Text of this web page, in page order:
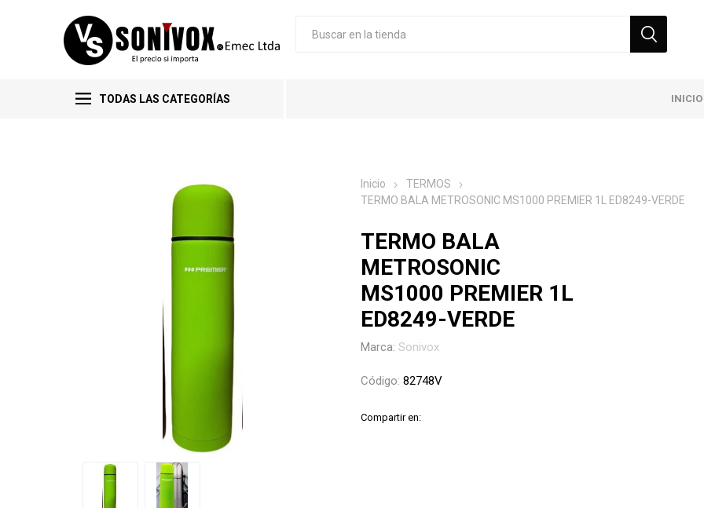
TODAS LAS CATEGORÍAS INICIO
Inicio
TERMOS
TERMO BALA METROSONIC MS1000 PREMIER 1L ED8249-VERDE
TERMO BALA
METROSONIC
MS1000 PREMIER 1L
ED8249-VERDE
Marca: Sonivox
Código: 82748V
Compartir en: